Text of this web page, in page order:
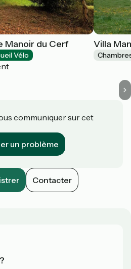
Manoir du Cerf
Vélo
Villa
communiquer sur cet
un problème
Contacter